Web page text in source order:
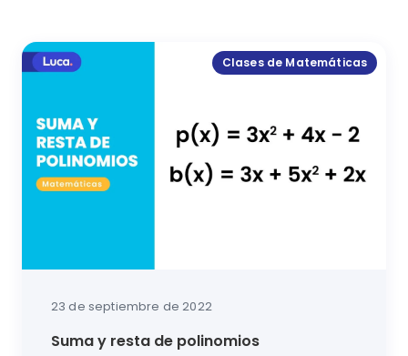
Clases de Matemáticas
23 de septiembre de 2022
Suma y resta de polinomios